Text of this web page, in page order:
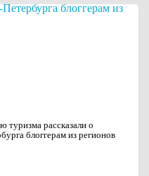
туризма рассказали о
блоггерам из регионов